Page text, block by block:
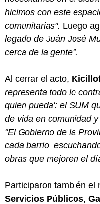
hicimos con este
comunitarias". Luego
legado de Juán José
cerca de la gente".
Al cerrar el acto,
representa todo lo
quien pueda': el SUM
de vida en comunidad
"El Gobierno de la
cada barrio,
obras que mejoren el
Participaron también el
Servicios Públicos,